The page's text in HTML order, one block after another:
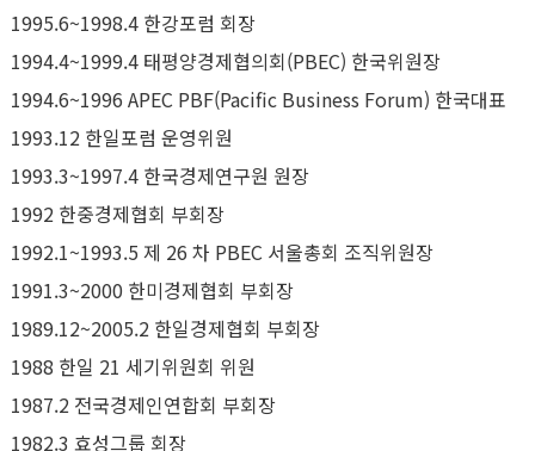
1995.6~1998.4 한강포럼 회장
1994.4~1999.4 태평양경제협의회(PBEC) 한국위원장
1994.6~1996 APEC PBF(Pacific Business Forum) 한국대표
1993.12 한일포럼 운영위원
1993.3~1997.4 한국경제연구원 원장
1992 한중경제협회 부회장
1992.1~1993.5 제 26 차 PBEC 서울총회 조직위원장
1991.3~2000 한미경제협회 부회장
1989.12~2005.2 한일경제협회 부회장
1988 한일 21 세기위원회 위원
1987.2 전국경제인연합회 부회장
1982.3 효성그룹 회장